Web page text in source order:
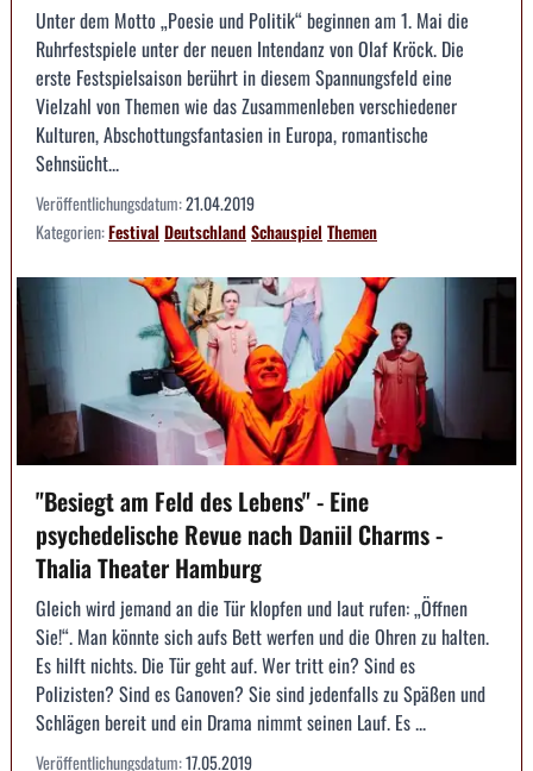
Unter dem Motto „Poesie und Politik“ beginnen am 1. Mai die
Ruhrfestspiele unter der neuen Intendanz von Olaf Kröck. Die
erste Festspielsaison berührt in diesem Spannungsfeld eine
Vielzahl von Themen wie das Zusammenleben verschiedener
Kulturen, Abschottungsfantasien in Europa, romantische
Sehnsücht...
Veröffentlichungsdatum:21.04.2019
Kategorien:Festival DeutschlandSchauspiel Themen
"Besiegt am Feld des Lebens" - Eine
psychedelische Revue nach Daniil Charms -
Thalia Theater Hamburg
Gleich wird jemand an die Tür klopfen und laut rufen: „Öffnen
Sie!“. Man könnte sich aufs Bett werfen und die Ohren zu halten.
Es hilft nichts. Die Tür geht auf. Wer tritt ein? Sind es
Polizisten? Sind es Ganoven? Sie sind jedenfalls zu Späßen und
Schlägen bereit und ein Drama nimmt seinen Lauf. Es ...
Veröffentlichungsdatum:17.05.2019